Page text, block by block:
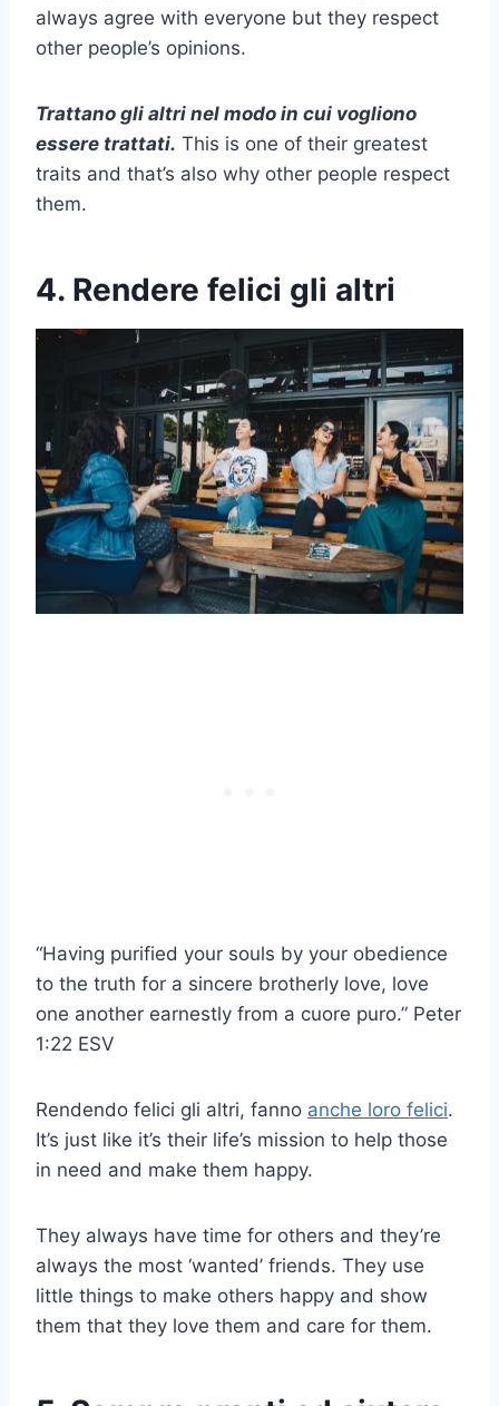
always agree with everyone but they respect
other people’s opinions.
Trattano gli altri nel modo in cui vogliono
essere trattati. This is one of their greatest
traits and that’s also why other people respect
them.
4. Rendere felici gli altri
“Having purified your souls by your obedience
to the truth for a sincere brotherly love, love
one another earnestly from a cuore puro.” Peter
1:22 ESV
Rendendo felici gli altri, fanno anche loro felici.
It’s just like it’s their life’s mission to help those
in need and make them happy.
They always have time for others and they’re
always the most ‘wanted’ friends. They use
little things to make others happy and show
them that they love them and care for them.